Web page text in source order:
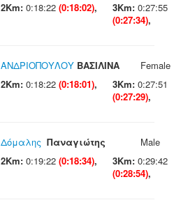
2Km: 0:18:22 (0:18:02), 3Km: 0:27:55
(0:27:34),
ΑΝΔΡΙΟΠΟΥΛΟΥ ΒΑΣΙΛΙΝΑ
Female
2Km: 0:18:22 (0:18:01), 3Km: 0:27:51
(0:27:29),
Δόμαλης Παναγιώτης
Male
2Km: 0:19:22 (0:18:34), 3Km: 0:29:42
(0:28:54),